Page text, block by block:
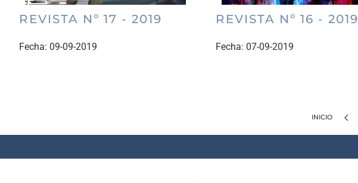
REVISTA Nº 17 - 2019
Fecha: 09-09-2019
REVISTA Nº 16 - 2019
Fecha: 07-09-2019
INICIO